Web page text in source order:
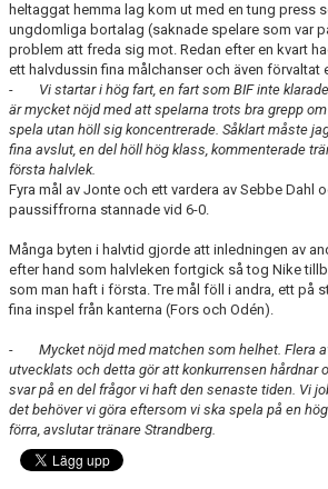
DOKUMENT
MATCHER
TIDIGARE TRÄNARE
DIV 5 HERR SYDVÄSTRA SKÅNE 2026
DIVISION 2 HERR B SKÅNE
heltaggat hemma lag kom ut med en tung press
ungdomliga bortalag (saknade spelare som var
problem att freda sig mot. Redan efter en kvart
ett halvdussin fina målchanser och även förvaltat
- Vi startar i hög fart, en fart som BIF inte
är mycket nöjd med att spelarna trots bra grepp
spela utan höll sig koncentrerade. Såklart måste
fina avslut, en del höll hög klass, kommenterade
första halvlek.
Fyra mål av Jonte och ett vardera av Sebbe Dahl
paussiffrorna stannade vid 6-0.
Många byten i halvtid gjorde att inledningen av
efter hand som halvleken fortgick så tog Nike
som man haft i första. Tre mål föll i andra, ett på
fina inspel från kanterna (Fors och Odén).
- Mycket nöjd med matchen som helhet. Flera
utvecklats och detta gör att konkurrensen hårdnar
svar på en del frågor vi haft den senaste tiden. Vi
det behöver vi göra eftersom vi ska spela på en
förra, avslutar tränare Strandberg.